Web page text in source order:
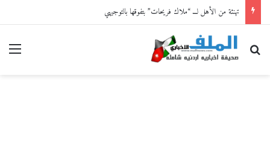
تهنئة من الأهل لـــ “ملاك فريحات” بتفوقها بالتوجيهي
بحث عن